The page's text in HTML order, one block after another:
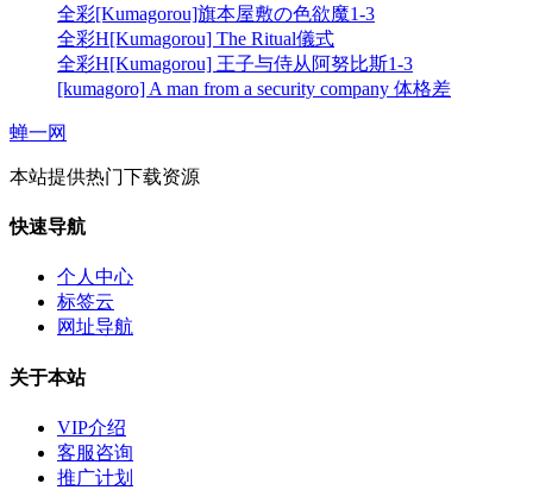
全彩[Kumagorou]旗本屋敷の色欲魔1-3
全彩H[Kumagorou] The Ritual儀式
全彩H[Kumagorou] 王子与侍从阿努比斯1-3
[kumagoro] A man from a security company 体格差
蝉一网
本站提供热门下载资源
快速导航
个人中心
标签云
网址导航
关于本站
VIP介绍
客服咨询
推广计划